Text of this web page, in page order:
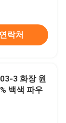
연락처
3 화장 원
백색 파우